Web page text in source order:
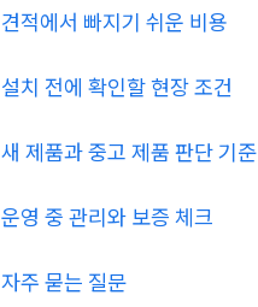
견적에서 빠지기 쉬운 비용
설치 전에 확인할 현장 조건
새 제품과 중고 제품 판단 기준
운영 중 관리와 보증 체크
자주 묻는 질문